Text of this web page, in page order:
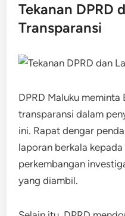
Tekanan DPRD
Transparansi
DPRD Maluku meminta
transparansi dalam
ini. Rapat dengar
laporan berkala
perkembangan
yang diambil.